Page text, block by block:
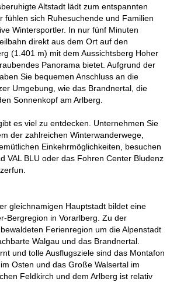
Altstadt lädt zum entspannten
fühlen sich Ruhesuchende und Familien
Wintersportler. In nur fünf Minuten
direkt aus dem Ort auf den
(1.401 m) mit dem Aussichtsberg Hoher
Panorama bietet. Aufgrund der
Sie bequemen Anschluss an die
Umgebung, wie das Brandnertal, die
Sonnenkopf am Arlberg.
es viel zu entdecken. Unternehmen Sie
der zahlreichen Winterwanderwege,
Einkehrmöglichkeiten, besuchen
VAL BLU oder das Fohren Center Bludenz
gleichnamigen Hauptstadt bildet eine
Bergregion in Vorarlberg. Zu der
Ferienregion um die Alpenstadt
Walgau und das Brandnertal.
und tolle Ausflugsziele sind das Montafon
Osten und das Große Walsertal im
Feldkirch und dem Arlberg ist relativ